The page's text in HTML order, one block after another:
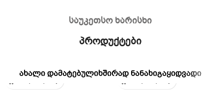
საუკეთსო ხარისხი
პროდუქტები
ᲐᲮᲐᲚᲘ ᲓᲐᲛᲐᲢᲔᲑᲣᲚᲘᲮᲨᲘᲠᲐᲓ ᲜᲐᲜᲐᲮᲘᲒᲐᲧᲘᲓᲕᲐᲓᲘ